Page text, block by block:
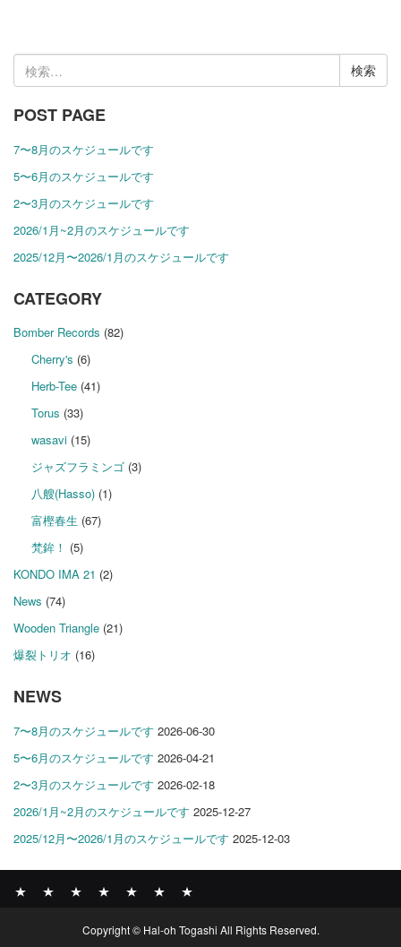
検
索:
POST PAGE
7〜8月のスケジュールです
5〜6月のスケジュールです
2〜3月のスケジュールです
2026/1月~2月のスケジュールです
2025/12月〜2026/1月のスケジュールです
CATEGORY
Bomber Records (82)
Cherry's (6)
Herb-Tee(41)
Torus (33)
wasavi(15)
ジャズフラミンゴ(3)
八艘(Hasso)(1)
富樫春生 (67)
梵鉾！ (5)
KONDO IMA 21 (2)
News (74)
Wooden Triangle (21)
爆裂トリオ (16)
NEWS
7〜8月のスケジュールです 2026-06-30
5〜6月のスケジュールです 2026-04-21
2〜3月のスケジュールです 2026-02-18
2026/1月~2月のスケジュールです 2025-12-27
2025/12月〜2026/1月のスケジュールです 2025-12-03
RECORDS
PROFILE
Copyright © Hal-oh Togashi All Rights Reserved.